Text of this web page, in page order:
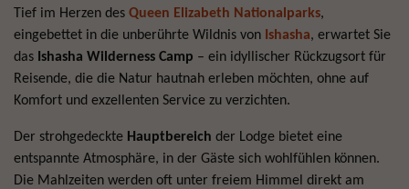
Tief im Herzen des Queen Elizabeth Nationalparks,
eingebettet in die unberührte Wildnis von Ishasha, erwartet Sie
das Ishasha Wilderness Camp – ein idyllischer Rückzugsort für
Reisende, die die Natur hautnah erleben möchten, ohne auf
Komfort und exzellenten Service zu verzichten.
Der strohgedeckte Hauptbereich der Lodge bietet eine
entspannte Atmosphäre, in der Gäste sich wohlfühlen können.
Die Mahlzeiten werden oft unter freiem Himmel direkt am